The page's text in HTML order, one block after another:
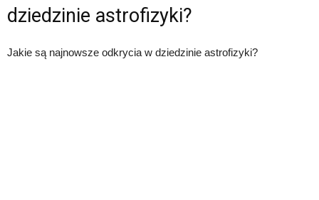
dziedzinie astrofizyki?
Jakie są najnowsze odkrycia w dziedzinie astrofizyki?